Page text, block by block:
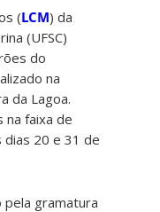
(LCM) da
(UFSC)
do
na
da Lagoa.
na faixa de
20 e 31 de
gramatura